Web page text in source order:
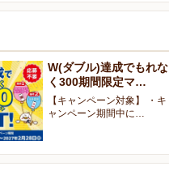
W(ダブル)達成でもれな
く300期間限定マ…
【キャンペーン対象】 ・キ
ャンペーン期間中に…